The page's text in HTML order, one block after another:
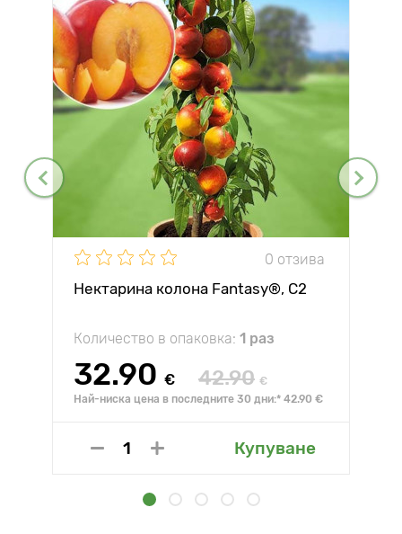
0 отзива
Нектарина колона Fantasy®, C2
Количество в опаковка: 1 раз
32.90 € 42.90 €
Най-ниска цена в последните 30 дни:* 42.90 €
Купуване